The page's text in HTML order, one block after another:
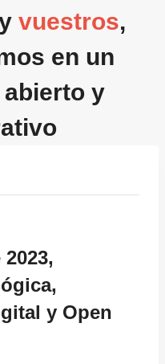
vuestros,
en un
y
y Open